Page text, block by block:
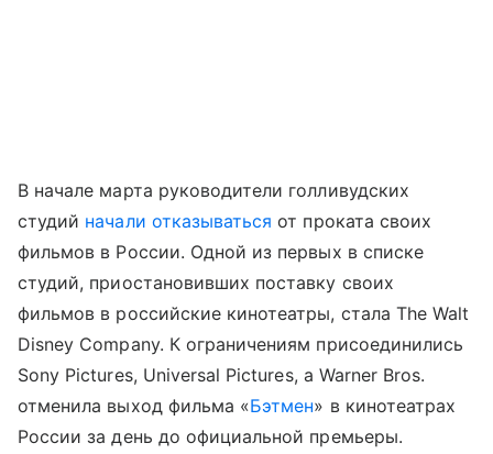
В начале марта руководители голливудских
студий начали отказываться от проката своих
фильмов в России. Одной из первых в списке
студий, приостановивших поставку своих
фильмов в российские кинотеатры, стала The Walt
Disney Company. К ограничениям присоединились
Sony Pictures, Universal Pictures, а Warner Bros.
отменила выход фильма «Бэтмен» в кинотеатрах
России за день до официальной премьеры.